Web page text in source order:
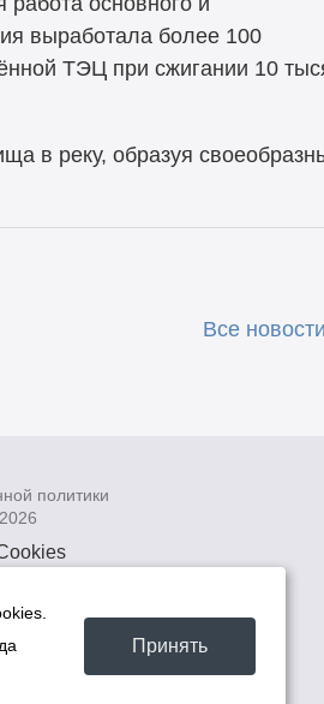
выработала более 100
ТЭЦ при сжигании 10
в реку, образуя
Все новости
политики
Принять